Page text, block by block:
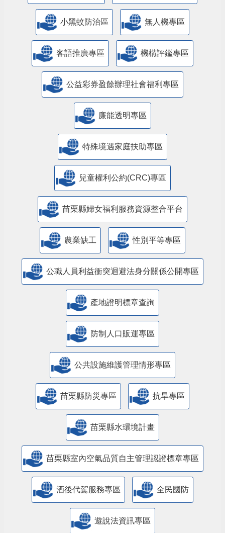
小黑蚊防治區 無人機專區
客語推廣專區 機構評鑑專區
公益彩券盈餘辦理社會福利專區
廉能透明專區
特殊境遇家庭扶助專區
兒童權利公約(CRC)專區
苗栗縣婦女福利服務資源整合平台
農業缺工 性別平等專區
公職人員利益衝突迴避法身分關係公開專區
產地證明標章查詢
防制人口販運專區
​公共設施維護管理情形專區
苗栗縣防災專區 抗旱專區
苗栗縣水環境計畫
苗栗縣室內空氣品質自主管理認證標章專區
酒後代駕服務專區 全民國防
遊說法資訊專區